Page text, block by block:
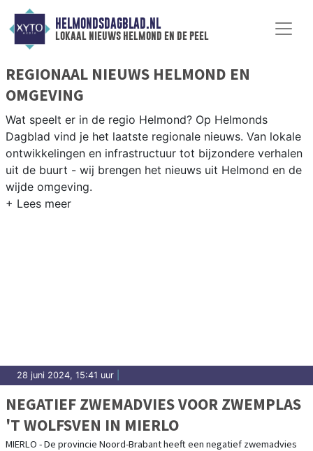
HELMONDSDAGBLAD.NL
lokaal nieuws helmond en de peel
REGIONAAL NIEUWS HELMOND EN
OMGEVING
Wat speelt er in de regio Helmond? Op Helmonds
Dagblad vind je het laatste regionale nieuws. Van lokale
ontwikkelingen en infrastructuur tot bijzondere verhalen
uit de buurt - wij brengen het nieuws uit Helmond en de
wijde omgeving.
28 juni 2024, 15:41 uur
NEGATIEF ZWEMADVIES VOOR ZWEMPLAS
'T WOLFSVEN IN MIERLO
MIERLO - De provincie Noord-Brabant heeft een negatief zwemadvies